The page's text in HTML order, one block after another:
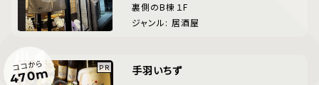
裏側のB棟１F
ジャンル: 居酒屋
ココから
470m 手羽いちず